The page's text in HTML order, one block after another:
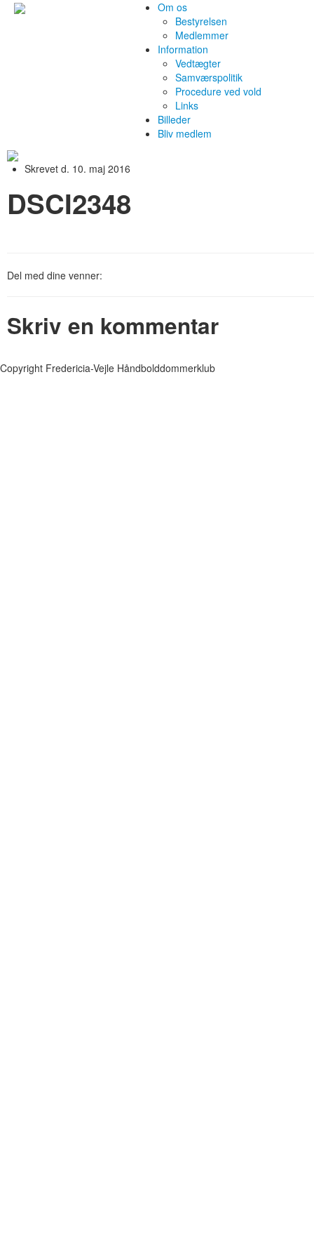
Om os
Bestyrelsen
Medlemmer
Information
Vedtægter
Samværspolitik
Procedure ved vold
Links
Billeder
Bliv medlem
Skrevet d. 10. maj 2016
DSCI2348
Del med dine venner:
Skriv en kommentar
Copyright Fredericia-Vejle Håndbolddommerklub